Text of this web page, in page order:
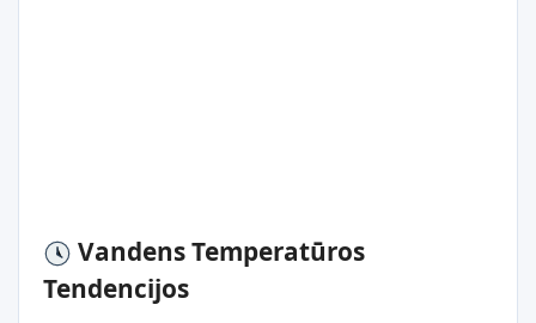
Vandens Temperatūros
Tendencijos